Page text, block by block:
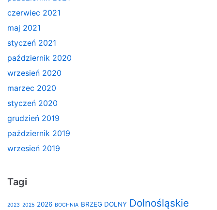
czerwiec 2021
maj 2021
styczeń 2021
październik 2020
wrzesień 2020
marzec 2020
styczeń 2020
grudzień 2019
październik 2019
wrzesień 2019
Tagi
2023 2025 2026 BOCHNIA BRZEG DOLNY Dolnośląskie